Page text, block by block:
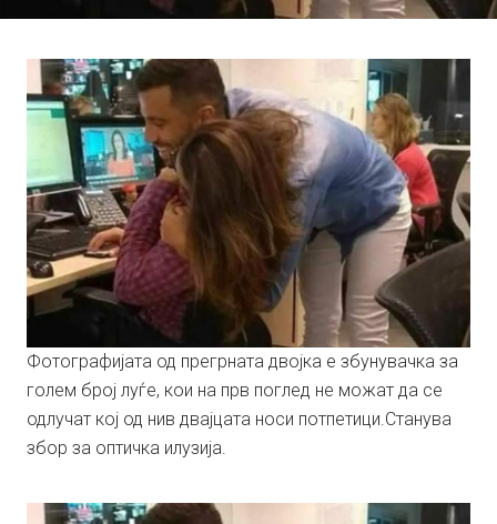
Фотографијата од прегрната двојка е збунувачка за
голем број луѓе, кои на прв поглед не можат да се
одлучат кој од нив двајцата носи потпетици.Станува
збор за оптичка илузија.